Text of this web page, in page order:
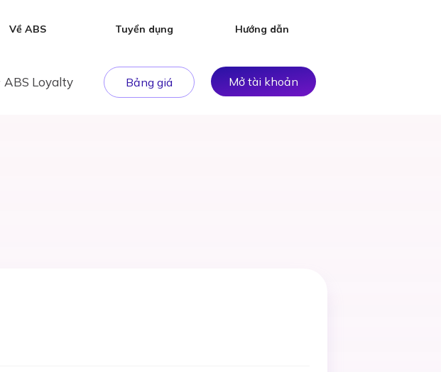
Về ABS Tuyển dụng Hướng dẫn
ABS Loyalty Bảng giá Mở tài khoản